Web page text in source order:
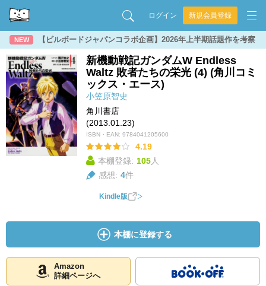
ログイン 新規会員登録
NEW 【ビルボードジャパンコラボ企画】2026年上半期話題作を考察
新機動戦記ガンダムW Endless
Waltz 敗者たちの栄光 (4) (角川コミ
ックス・エース)
小笠原智史
角川書店
(2013.01.23)
ISBN・EAN: 9784041205600
4.19
本棚登録: 105人
感想: 4件
Kindle版
本棚に登録する
Amazon
詳細ページへ